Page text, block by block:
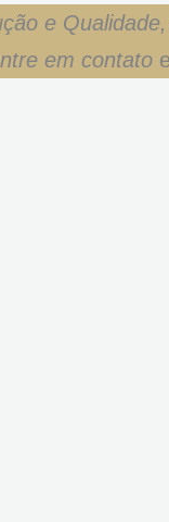
e
em contato